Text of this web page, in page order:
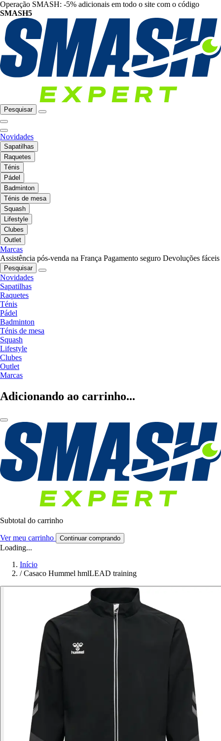
Operação SMASH: -5% adicionais em todo o site com o código
SMASH5
Pesquisar
Novidades
Sapatilhas
Raquetes
Ténis
Pádel
Badminton
Ténis de mesa
Squash
Lifestyle
Clubes
Outlet
Marcas
Assistência pós-venda na França Pagamento seguro Devoluções fáceis
Pesquisar
Novidades
Sapatilhas
Raquetes
Ténis
Pádel
Badminton
Ténis de mesa
Squash
Lifestyle
Clubes
Outlet
Marcas
Adicionando ao carrinho...
Subtotal do carrinho
Ver meu carrinho Continuar comprando
Loading...
Início
/ Casaco Hummel hmlLEAD training